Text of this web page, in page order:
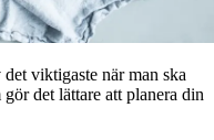
viktigaste när man ska
det lättare att planera din